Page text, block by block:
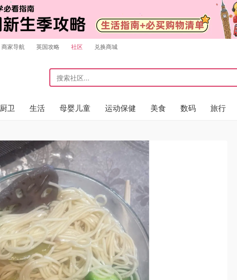
商家导航 英国攻略 社区 兑换商城
卫 生活 母婴儿童 运动保健 美食 数码 旅行